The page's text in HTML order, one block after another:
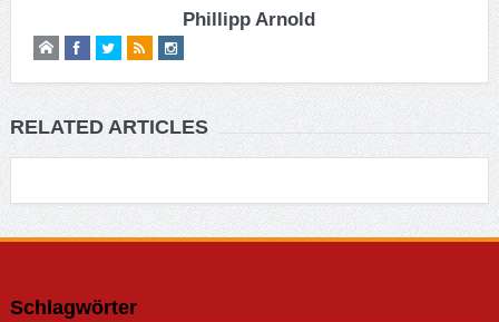
Phillipp Arnold
RELATED ARTICLES
Schlagwörter